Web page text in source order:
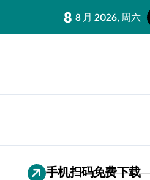
8 8 月 2026, 周六
手机扫码免费下载